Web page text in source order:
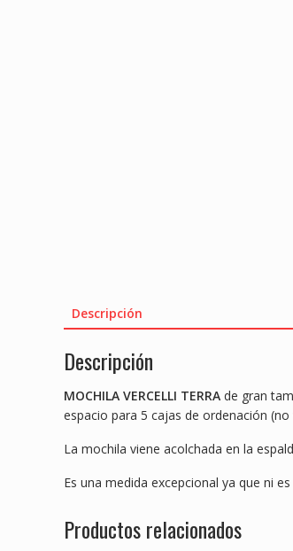
Descripción
Descripción
MOCHILA VERCELLI TERRA de gran
espacio para 5 cajas de ordenación
La mochila viene acolchada en la
Es una medida excepcional ya que ni
Productos relacionados